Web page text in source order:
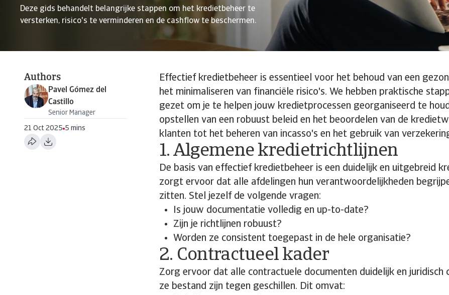
Deze gids behandelt belangrijke stappen om het kredietbeheer te
versterken, risico's te verminderen en de cashflow te beschermen.
Authors
Pavel Gómez del
Castillo
Senior Manager
21 Oct 2025 5 mins
Effectief kredietbeheer is essentieel voor het behoud van een
het minimaliseren van financiële risico's. We hebben praktische
gezet om je te helpen jouw kredietprocessen georganiseerd te
opstellen van een robuust beleid en het beoordelen van de
klanten tot het beheren van incasso's en het gebruik van
1. Algemene kredietrichtlijnen
De basis van effectief kredietbeheer is een duidelijk en uitgebreid
zorgt ervoor dat alle afdelingen hun verantwoordelijkheden
zitten. Stel jezelf de volgende vragen:
Is jouw documentatie volledig en up-to-date?
Zijn je richtlijnen robuust?
Worden ze consistent toegepast in de hele organisatie?
2. Contractueel kader
Zorg ervoor dat alle contractuele documenten duidelijk en juridisch
ze bestand zijn tegen geschillen. Dit omvat: